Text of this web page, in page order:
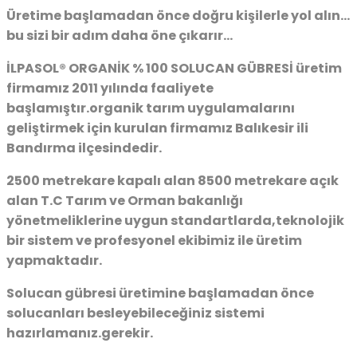
Üretime başlamadan önce doğru kişilerle yol alın…
bu sizi bir adım daha öne çıkarır…
İLPASOL® ORGANİK % 100 SOLUCAN GÜBRESİ üretim
firmamız 2011 yılında faaliyete
başlamıştır.organik tarım uygulamalarını
geliştirmek için kurulan firmamız Balıkesir ili
Bandırma ilçesindedir.
2500 metrekare kapalı alan 8500 metrekare açık
alan T.C Tarım ve Orman bakanlığı
yönetmeliklerine uygun standartlarda,teknolojik
bir sistem ve profesyonel ekibimiz ile üretim
yapmaktadır.
Solucan gübresi üretimine başlamadan önce
solucanları besleyebileceğiniz sistemi
hazırlamanız.gerekir.